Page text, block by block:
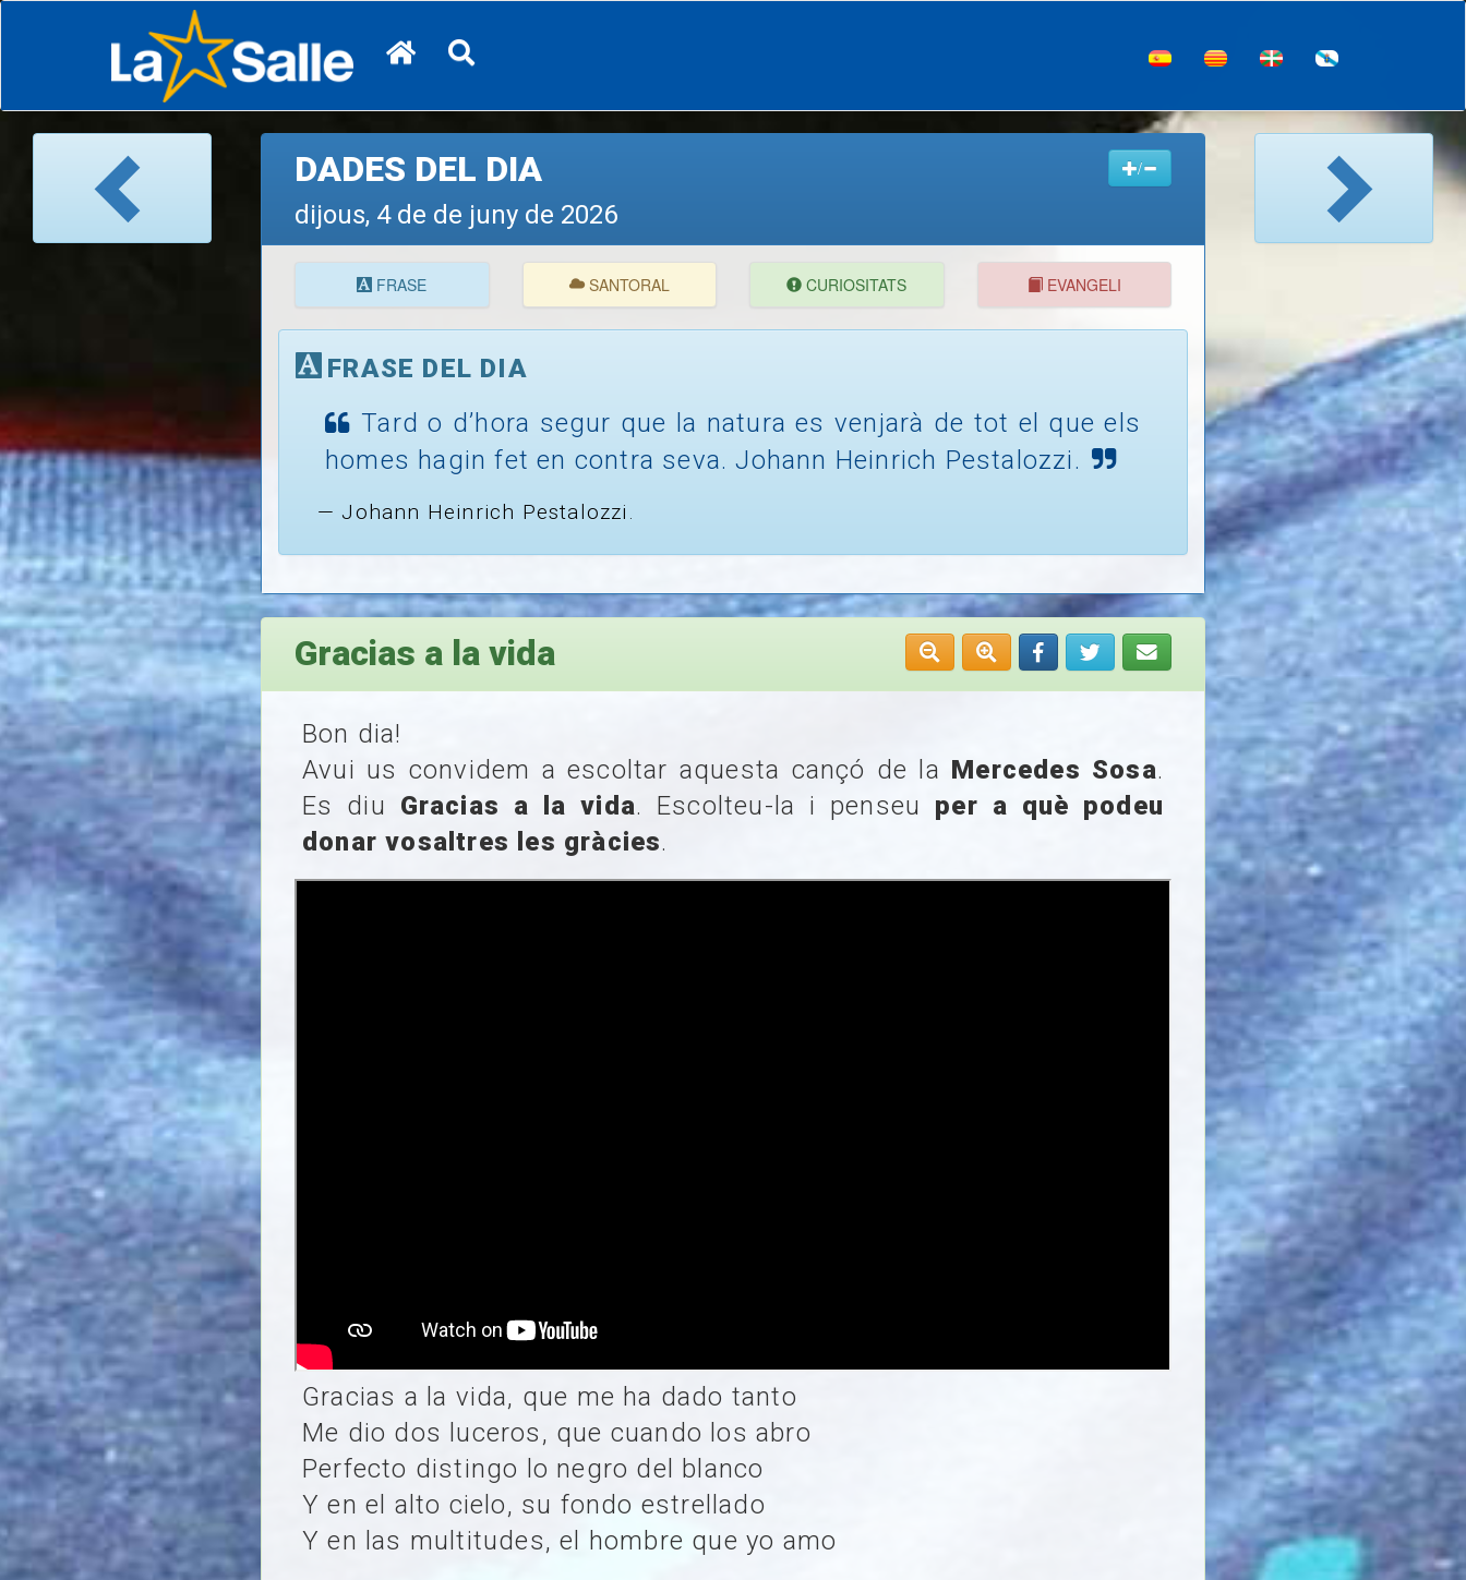
DADES DEL DIA
dijous, 4 de de juny de 2026
/
FRASE SANTORAL CURIOSITATS EVANGELI
FRASE DEL DIA
Tard o d’hora segur que la natura es venjarà de tot el que els
homes hagin fet en contra seva. Johann Heinrich Pestalozzi.
Johann Heinrich Pestalozzi.
Gracias a la vida
Bon dia!
Avui us convidem a escoltar aquesta cançó de la Mercedes Sosa.
Es diu Gracias a la vida. Escolteu-la i penseu per a què podeu
donar vosaltres les gràcies.
Gracias a la vida, que me ha dado tanto
Me dio dos luceros, que cuando los abro
Perfecto distingo lo negro del blanco
Y en el alto cielo, su fondo estrellado
Y en las multitudes, el hombre que yo amo